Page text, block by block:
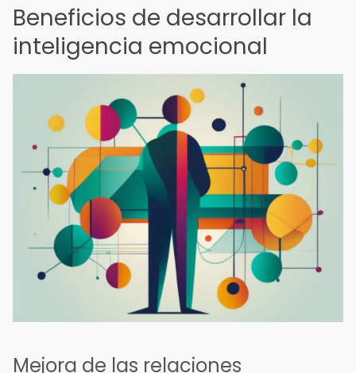
Beneficios de desarrollar la
inteligencia emocional
Mejora de las relaciones